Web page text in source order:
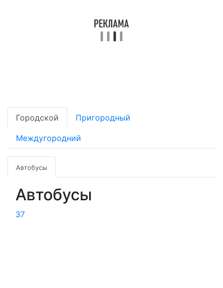
Городской Пригородный
Междугородний
Автобусы
Автобусы
37